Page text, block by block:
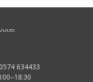
634433